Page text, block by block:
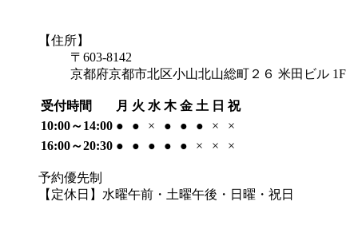
【住所】
〒603-8142
京都府京都市北区小山北山総町２６ 米田ビル 1F
受付時間 月 火 水 木 金 土 日 祝
10:00～14:00 ● ● × ● ● ● ×
×
16:00～20:30 ● ● ● ● ● × × ×
予約優先制
【定休日】水曜午前・土曜午後・日曜・祝日